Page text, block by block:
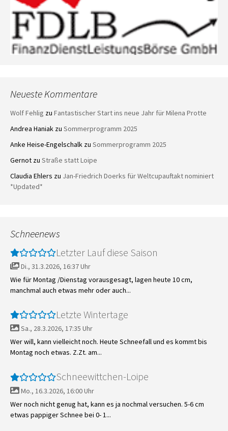
Neueste Kommentare
Wolf Fehlig zu Fantastischer Start ins neue Jahr für Milena Protte
Andrea Haniak zu Sommerprogramm 2025
Anke Heise-Engelschalk zu Sommerprogramm 2025
Gernot zu Straße statt Loipe
Claudia Ehlers zu Jan-Friedrich Doerks für Weltcupauftakt nominiert
*Updated*
Schneenews
Letzter Lauf diese Saison
Di., 31.3.2026, 16:37 Uhr
Wie für Montag /Dienstag vorausgesagt, lagen heute 10 cm,
manchmal auch etwas mehr oder auch...
Letzte Wintertage
Sa., 28.3.2026, 17:35 Uhr
Wer will, kann vielleicht noch. Heute Schneefall und es kommt bis
Montag noch etwas. Z.Zt. am...
Schneewittchen-Loipe
Mo., 16.3.2026, 16:00 Uhr
Wer noch nicht genug hat, kann es ja nochmal versuchen. 5-6 cm
etwas pappiger Schnee bei 0- 1...